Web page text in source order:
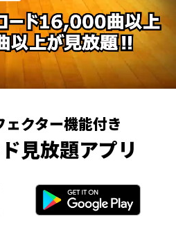
ェクター機能付き
見放題アプリ